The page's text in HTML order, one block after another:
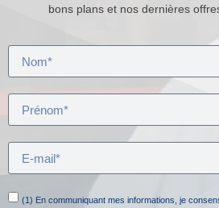
bons plans et nos dernières
(1) En communiquant mes informations, je